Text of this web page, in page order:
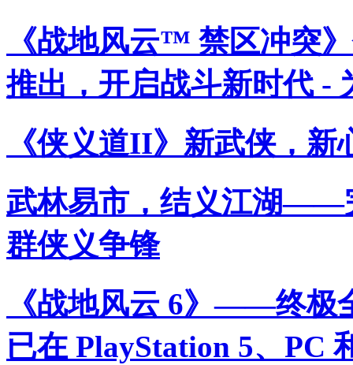
《战地风云™ 禁区冲突
推出，开启战斗新时代 -
《侠义道II》新武侠，新
武林易市，结义江湖——
群侠义争锋
《战地风云 6》——终极
已在 PlayStation 5、PC